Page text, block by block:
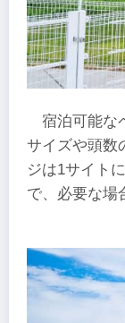
宿泊可能な
サイズや頭数
ジは1サイト
で、必要な場